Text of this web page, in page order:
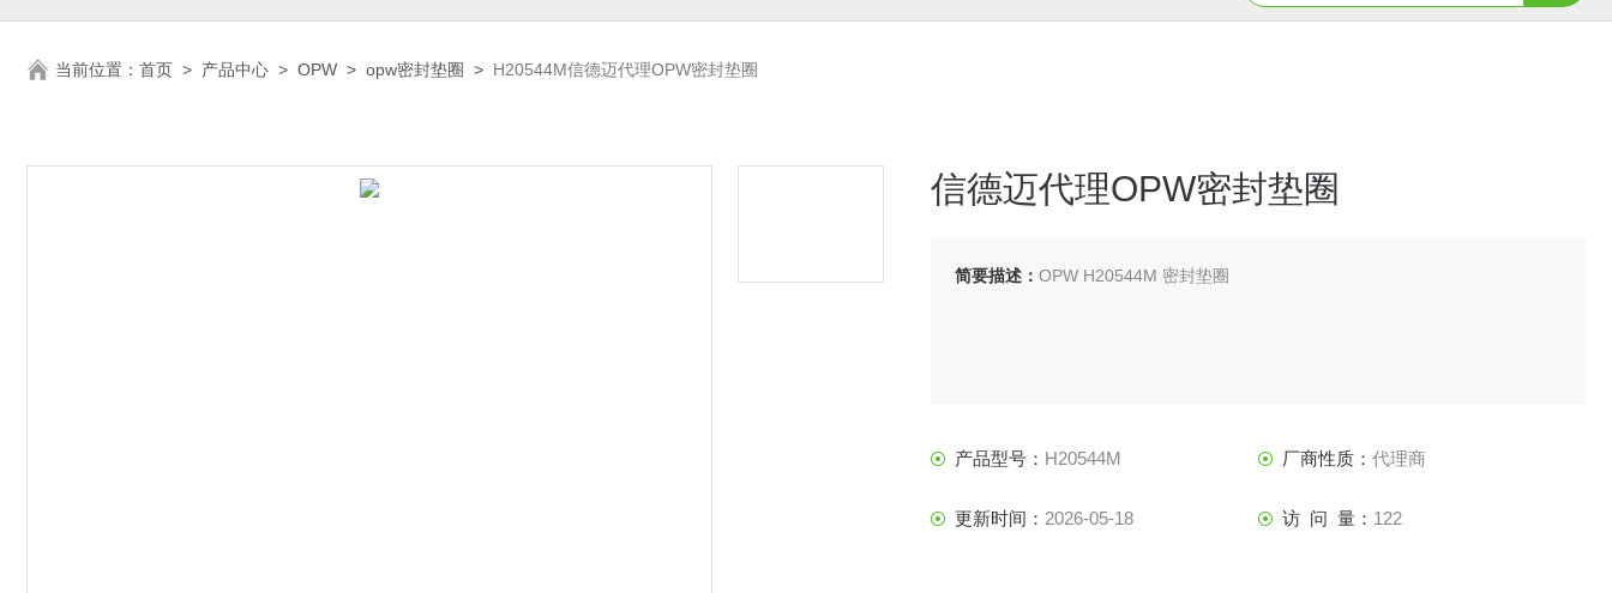
当前位置： 首页 > 产品中心 > OPW > opw密封垫圈 > H20544M信德迈代理OPW密封垫圈
信德迈代理OPW密封垫圈
简要描述： OPW H20544M 密封垫圈
产品型号： H20544M 厂商性质： 代理商
更新时间： 2026-05-18 访 问 量： 122